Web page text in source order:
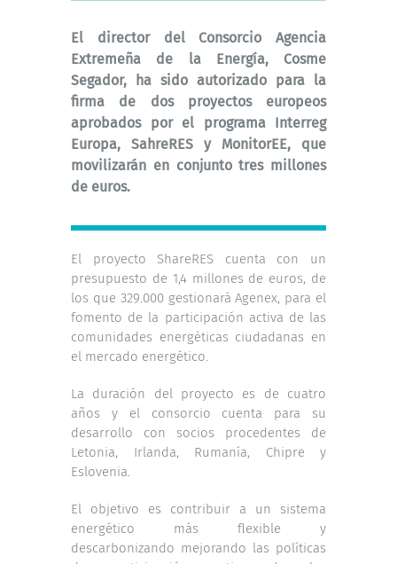
El director del Consorcio Agencia
Extremeña de la Energía, Cosme
Segador, ha sido autorizado para la
firma de dos proyectos europeos
aprobados por el programa Interreg
Europa, SahreRES y MonitorEE, que
movilizarán en conjunto tres millones
de euros.
El proyecto ShareRES cuenta con un
presupuesto de 1,4 millones de euros, de
los que 329.000 gestionará Agenex, para el
fomento de la participación activa de las
comunidades energéticas ciudadanas en
el mercado energético.
La duración del proyecto es de cuatro
años y el consorcio cuenta para su
desarrollo con socios procedentes de
Letonia, Irlanda, Rumanía, Chipre y
Eslovenia.
El objetivo es contribuir a un sistema
energético más flexible y
descarbonizando mejorando las políticas